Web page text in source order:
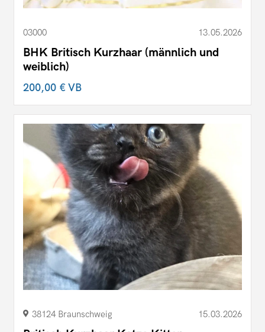
03000 13.05.2026
BHK Britisch Kurzhaar (männlich und
weiblich)
200,00 €VB
38124 Braunschweig 15.03.2026